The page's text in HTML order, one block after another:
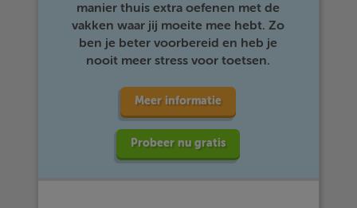
manier thuis extra oefenen met de
vakken waar jij moeite mee hebt. Zo
ben je beter voorbereid en heb je
nooit meer stress voor toetsen.
Meer informatie
Probeer nu gratis